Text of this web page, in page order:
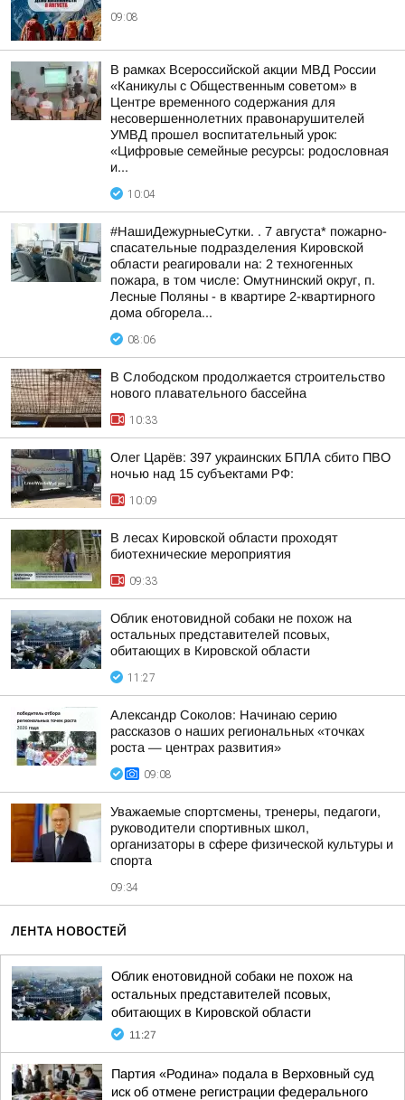
09:08
В рамках Всероссийской акции МВД России
«Каникулы с Общественным советом» в
Центре временного содержания для
несовершеннолетних правонарушителей
УМВД прошел воспитательный урок:
«Цифровые семейные ресурсы: родословная
и...
10:04
#НашиДежурныеСутки. . 7 августа* пожарно-
спасательные подразделения Кировской
области реагировали на: 2 техногенных
пожара, в том числе: Омутнинский округ, п.
Лесные Поляны - в квартире 2-квартирного
дома обгорела...
08:06
В Слободском продолжается строительство
нового плавательного бассейна
10:33
Олег Царёв: 397 украинских БПЛА сбито ПВО
ночью над 15 субъектами РФ:
10:09
В лесах Кировской области проходят
биотехнические мероприятия
09:33
Облик енотовидной собаки не похож на
остальных представителей псовых,
обитающих в Кировской области
11:27
Александр Соколов: Начинаю серию
рассказов о наших региональных «точках
роста — центрах развития»
09:08
Уважаемые спортсмены, тренеры, педагоги,
руководители спортивных школ,
организаторы в сфере физической культуры и
спорта
09:34
ЛЕНТА НОВОСТЕЙ
Облик енотовидной собаки не похож на
остальных представителей псовых,
обитающих в Кировской области
11:27
Партия «Родина» подала в Верховный суд
иск об отмене регистрации федерального